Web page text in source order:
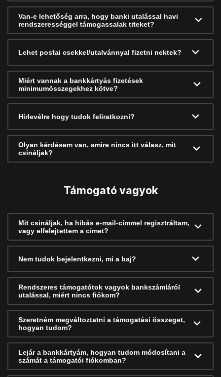
Van-e lehetőség arra, hogy banki utalással havi
rendszerességgel támogassalak titeket?
Lehet postai csekkel/utalvánnyal fizetni nektek?
Miért vannak a bankkártyás fizetések
minimumösszegekhez kötve?
Hírlevélre hogy tudok feliratkozni?
Olyan kérdésem van, amire nincs itt válasz, mit
csináljak?
Támogató vagyok
Mit csináljak, ha hibás e-mail-címmel regisztráltam,
vagy elfelejtettem a címet?
Nem tudok bejelentkezni, mi a baj?
Rendszeres támogatótok vagyok bankszámláról
utalással, miért nincs fiókom?
Szeretném megváltoztatni a támogatási összeget,
hogyan tudom?
Lejár a bankkártyám, hogyan tudom módosítani a
számát a támogatói fiókomban?